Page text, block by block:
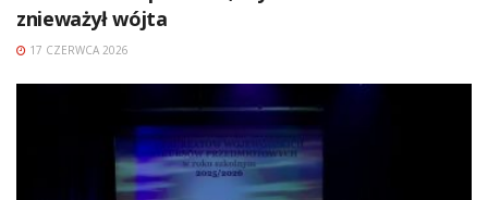
znieważył wójta
17 CZERWCA 2026